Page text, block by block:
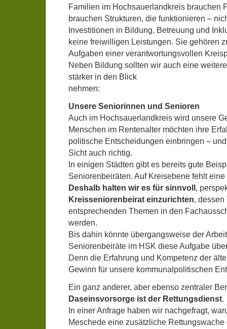
Familien im Hochsauerlandkreis brauchen
brauchen Strukturen, die funktionieren –
Investitionen in Bildung, Betreuung und
keine freiwilligen Leistungen. Sie gehören
Aufgaben einer verantwortungsvollen
Neben Bildung sollten wir auch eine
stärker in den Blick
nehmen:
Unsere Seniorinnen und Senioren
Auch im Hochsauerlandkreis wird unsere
Menschen im Rentenalter möchten ihre
politische Entscheidungen einbringen –
Sicht auch richtig.
In einigen Städten gibt es bereits gute
Seniorenbeiräten. Auf Kreisebene fehlt
Deshalb halten wir es für sinnvoll ,
Kreisseniorenbeirat einzurichten, dessen
entsprechenden Themen in den
werden.
Bis dahin könnte übergangsweise der
Seniorenbeiräte im HSK diese Aufgabe
Denn die Erfahrung und Kompetenz der
Gewinn für unsere kommunalpolitischen
Ein ganz anderer, aber ebenso zentraler
Daseinsvorsorge ist der Rettungsdienst.
In einer Anfrage haben wir nachgefragt,
Meschede eine zusätzliche